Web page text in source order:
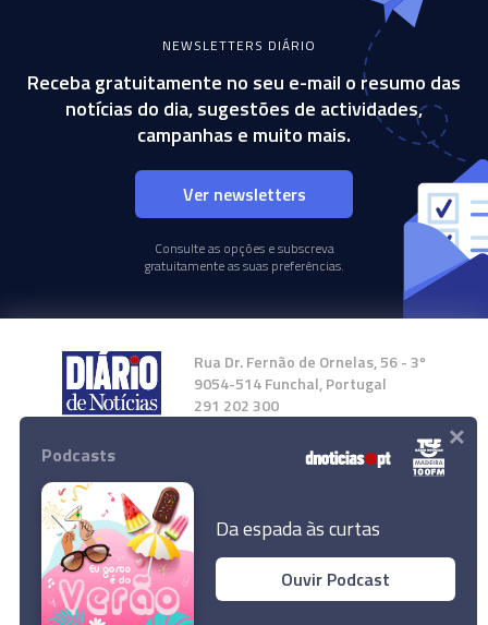
NEWSLETTERS DIÁRIO
Receba gratuitamente no seu e-mail o resumo das
notícias do dia, sugestões de actividades,
campanhas e muito mais.
Ver newsletters
Consulte as opções e subscreva
gratuitamente as suas preferências.
Rua Dr. Fernão de Ornelas, 56 - 3º
9054-514 Funchal, Portugal
291 202 300
Instale a nossa App
© 2024 Empresa Diário de Notícias, Lda.
Podcasts
Da espada às curtas
Ouvir Podcast
×